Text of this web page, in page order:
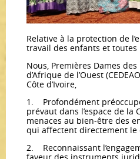
Relative à la protection de
travail des enfants et
Nous, Premières Dames
d’Afrique de l’Ouest
Côte d’Ivoire,
1. Profondément
prévaut dans l’espace de la
menaces au bien-être des
qui affectent directement le
2. Reconnaissant